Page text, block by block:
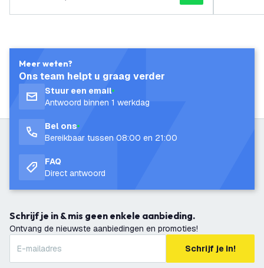
Meer weten?
Ons team helpt u graag verder
Stuur een email
Antwoord binnen 1 werkdag
Bel ons
Bereikbaar tussen 08:00 en 21:00
FAQ
Direct antwoord
Schrijf je in & mis geen enkele aanbieding.
Ontvang de nieuwste aanbiedingen en promoties!
Schrijf je in!